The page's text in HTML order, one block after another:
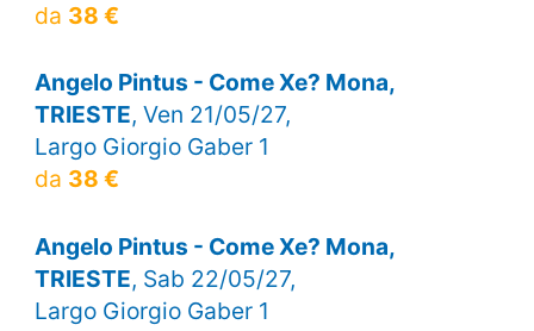
da 38 €
Angelo Pintus - Come Xe? Mona,
TRIESTE, Ven 21/05/27,
Largo Giorgio Gaber 1
da 38 €
Angelo Pintus - Come Xe? Mona,
TRIESTE, Sab 22/05/27,
Largo Giorgio Gaber 1